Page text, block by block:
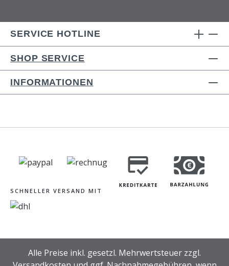
SERVICE HOTLINE
SHOP SERVICE
INFORMATIONEN
SCHNELLER VERSAND MIT
Alle Preise inkl. gesetzl. Mehrwertsteuer zzgl.